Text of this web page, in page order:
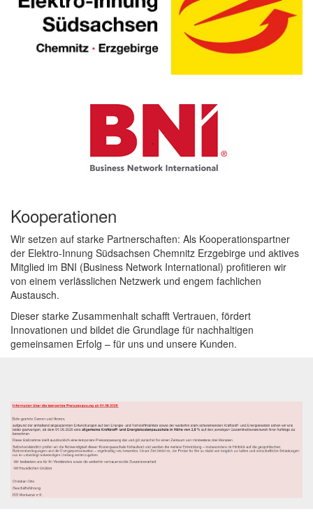
Kooperationen
Wir setzen auf starke Partnerschaften: Als Kooperationspartner
der Elektro-Innung Südsachsen Chemnitz Erzgebirge und aktives
Mitglied im BNI (Business Network International) profitieren wir
von einem verlässlichen Netzwerk und engem fachlichen
Austausch.
Dieser starke Zusammenhalt schafft Vertrauen, fördert
Innovationen und bildet die Grundlage für nachhaltigen
gemeinsamen Erfolg – für uns und unsere Kunden.